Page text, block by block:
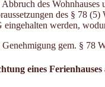
des
des § 78
werden,
Genehmigung gem. § 78
eines